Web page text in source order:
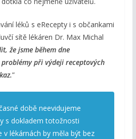
léků s eRecepty i s občankami
sítě lékáren Dr. Max Michal
že jsme během dne
problémy při výdeji receptových
”
době neevidujeme
s dokladem totožnosti
v lékárnách by měla být bez